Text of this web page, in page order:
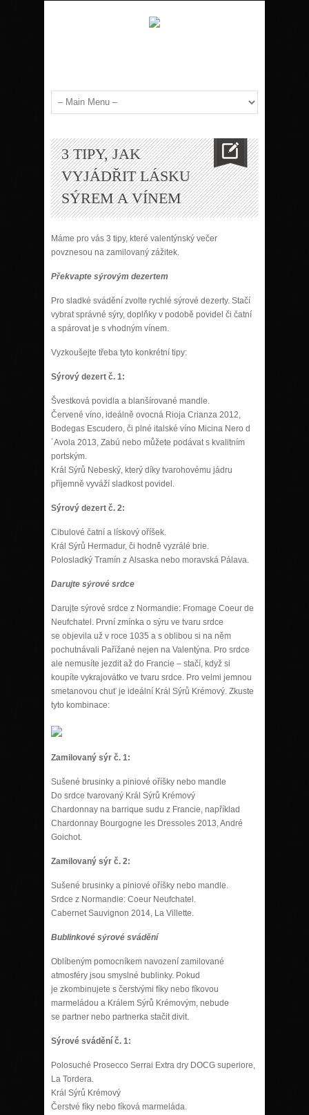
3 TIPY, JAK
VYJÁDŘIT LÁSKU
SÝREM A VÍNEM
Máme pro vás 3 tipy, které valentýnský večer
povznesou na zamilovaný zážitek.
Překvapte sýrovým dezertem
Pro sladké svádění zvolte rychlé sýrové dezerty. Stačí
vybrat správné sýry, doplňky v podobě povidel či čatní
a spárovat je s vhodným vínem.
Vyzkoušejte třeba tyto konkrétní tipy:
Sýrový dezert č. 1:
Švestková povidla a blanšírované mandle.
Červené víno, ideálně ovocná Rioja Crianza 2012,
Bodegas Escudero, či plné italské víno Micina Nero d
´Avola 2013, Zabú nebo můžete podávat s kvalitním
portským.
Král Sýrů Nebeský, který díky tvarohovému jádru
příjemně vyváží sladkost povidel.
Sýrový dezert č. 2:
Cibulové čatní a lískový oříšek.
Král Sýrů Hermadur, či hodně vyzrálé brie.
Polosladký Tramín z Alsaska nebo moravská Pálava.
Darujte sýrové srdce
Darujte sýrové srdce z Normandie: Fromage Coeur de
Neufchatel. První zmínka o sýru ve tvaru srdce
se objevila už v roce 1035 a s oblibou si na něm
pochutnávali Pařížané nejen na Valentýna. Pro srdce
ale nemusíte jezdit až do Francie – stačí, když si
koupíte vykrajovátko ve tvaru srdce. Pro velmi jemnou
smetanovou chuť je ideální Král Sýrů Krémový. Zkuste
tyto kombinace:
Zamilovaný sýr č. 1:
Sušené brusinky a piniové oříšky nebo mandle
Do srdce tvarovaný Král Sýrů Krémový
Chardonnay na barrique sudu z Francie, například
Chardonnay Bourgogne les Dressoles 2013, André
Goichot.
Zamilovaný sýr č. 2:
Sušené brusinky a piniové oříšky nebo mandle.
Srdce z Normandie: Coeur Neufchatel.
Cabernet Sauvignon 2014, La Villette.
Bublinkové sýrové svádění
Oblíbeným pomocníkem navození zamilované
atmosféry jsou smyslné bublinky. Pokud
je zkombinujete s čerstvými fíky nebo fíkovou
marmeládou a Králem Sýrů Krémovým, nebude
se partner nebo partnerka stačit divit.
Sýrové svádění č. 1:
Polosuché Prosecco Serrai Extra dry DOCG superiore,
La Tordera.
Král Sýrů Krémový
Čerstvé fíky nebo fíková marmeláda.